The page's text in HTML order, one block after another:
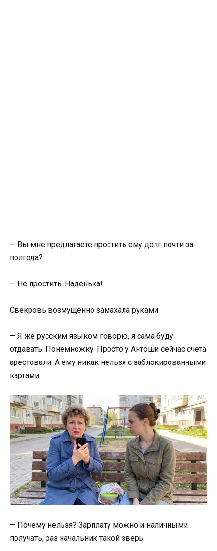
— Вы мне предлагаете простить ему долг почти за
полгода?
— Не простить, Наденька!
Свекровь возмущенно замахала руками.
— Я же русским языком говорю, я сама буду
отдавать. Понемножку. Просто у Антоши сейчас счета
арестовали. А ему никак нельзя с заблокированными
картами.
— Почему нельзя? Зарплату можно и наличными
получать, раз начальник такой зверь.